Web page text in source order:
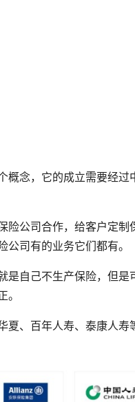
概念，它的成立需要经
险公司合作，给客户定
司有的业务它们都有。
是自己不生产保险，但
夏、百年人寿、泰康人